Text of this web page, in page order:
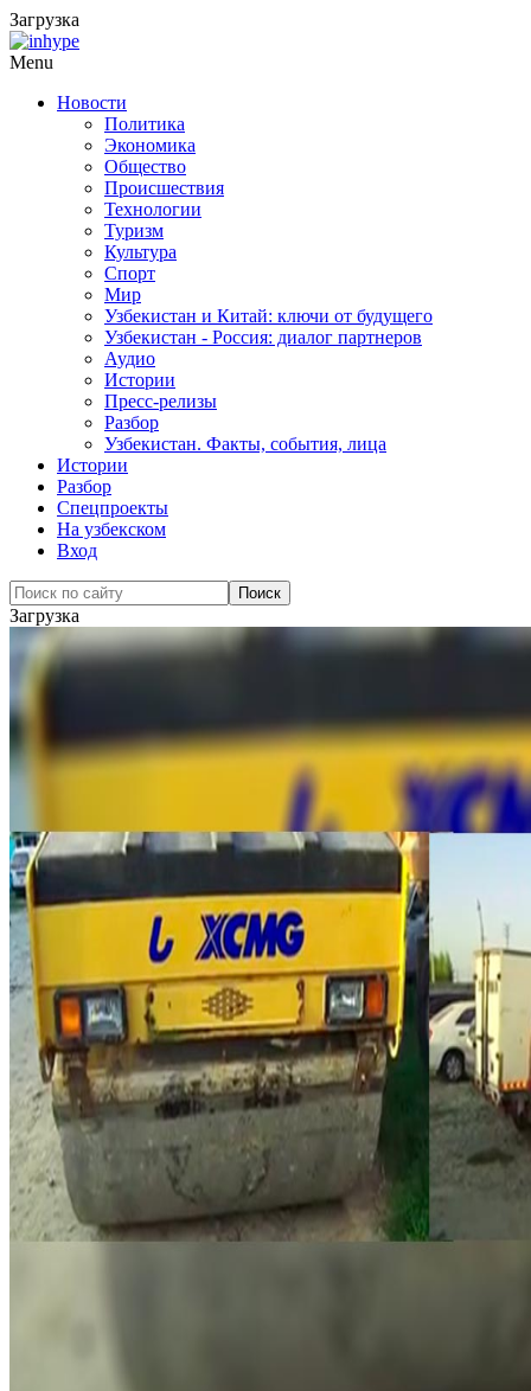
Загрузка
Menu
Новости
Политика
Экономика
Общество
Происшествия
Технологии
Туризм
Культура
Спорт
Мир
Узбекистан и Китай: ключи от будущего
Узбекистан - Россия: диалог партнеров
Аудио
Истории
Пресс-релизы
Разбор
Узбекистан. Факты, события, лица
Истории
Разбор
Спецпроекты
На узбекском
Вход
Загрузка